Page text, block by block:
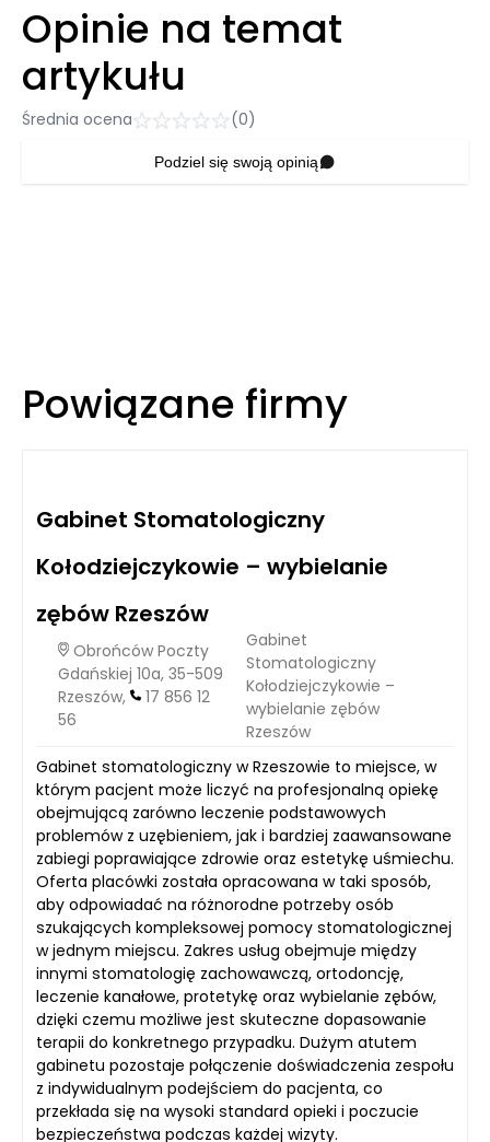
Opinie na temat
artykułu
Średnia ocena (0)
Podziel się swoją opinią
Powiązane firmy
Gabinet Stomatologiczny
Kołodziejczykowie – wybielanie
zębów Rzeszów
Obrońców Poczty
Gdańskiej 10a, 35-509
Rzeszów,
17 856 12
56
Gabinet
Stomatologiczny
Kołodziejczykowie –
wybielanie zębów
Rzeszów
Gabinet stomatologiczny w Rzeszowie to miejsce, w
którym pacjent może liczyć na profesjonalną opiekę
obejmującą zarówno leczenie podstawowych
problemów z uzębieniem, jak i bardziej zaawansowane
zabiegi poprawiające zdrowie oraz estetykę uśmiechu.
Oferta placówki została opracowana w taki sposób,
aby odpowiadać na różnorodne potrzeby osób
szukających kompleksowej pomocy stomatologicznej
w jednym miejscu. Zakres usług obejmuje między
innymi stomatologię zachowawczą, ortodoncję,
leczenie kanałowe, protetykę oraz wybielanie zębów,
dzięki czemu możliwe jest skuteczne dopasowanie
terapii do konkretnego przypadku. Dużym atutem
gabinetu pozostaje połączenie doświadczenia zespołu
z indywidualnym podejściem do pacjenta, co
przekłada się na wysoki standard opieki i poczucie
bezpieczeństwa podczas każdej wizyty.